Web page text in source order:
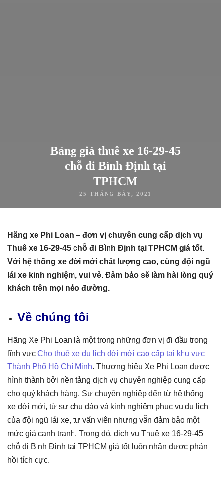
Bảng giá thuê xe 16-29-45
chỗ đi Bình Định tại
TPHCM
25 THÁNG BẢY, 2021
Hãng xe Phi Loan – đơn vị chuyên cung cấp dịch vụ
Thuê xe 16-29-45 chỗ đi Bình Định tại TPHCM giá tốt.
Với hệ thống xe đời mới chất lượng cao, cùng đội ngũ
lái xe kinh nghiệm, vui vẻ. Đảm bảo sẽ làm hài lòng quý
khách trên mọi nẻo đường.
Về chúng tôi
Hãng Xe Phi Loan là một trong những đơn vị đi đầu trong
lĩnh vực Cho thuê xe du lịch đời mới cao cấp tại khu vực
Thành Phố Hồ Chí Minh. Thương hiệu Xe Phi Loan được
hình thành bởi nền tảng dịch vụ chuyên nghiệp cung cấp
cho quý khách hàng. Sự chuyên nghiệp đến từ hệ thống
xe đời mới, từ sự chu đáo và kinh nghiệm phục vụ du lịch
của đội ngũ lái xe, tư vấn viên nhưng vẫn đảm bảo một
mức giá cạnh tranh. Trong đó, dịch vụ Thuê xe 16-29-45
chỗ đi Bình Định tại TPHCM giá tốt luôn nhận được phản
hồi tích cực.